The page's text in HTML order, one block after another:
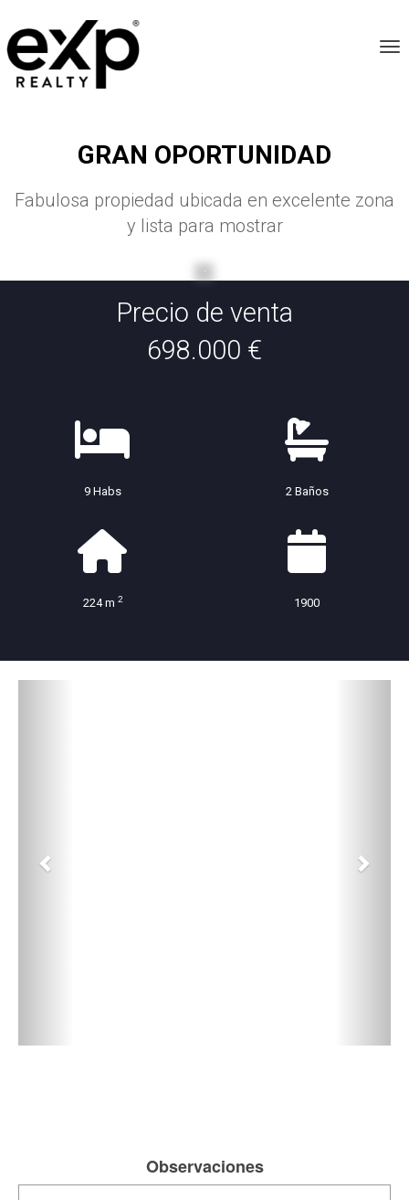
GRAN OPORTUNIDAD
Fabulosa propiedad ubicada en excelente zona
y lista para mostrar
Precio de venta
698.000 €
9 Habs 2 Baños
224 m 2 1900
Observaciones